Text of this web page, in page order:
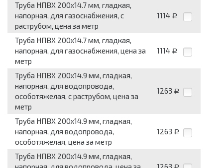
Труба НПВХ 200x14.7 мм, гладкая,
напорная, для газоснабжения, с
раструбом, цена за метр
1114 Р
Труба НПВХ 200x14.7 мм, гладкая,
напорная, для газоснабжения, цена за
метр
1114 Р
Труба НПВХ 200x14.9 мм, гладкая,
напорная, для водопровода,
особотяжелая, с раструбом, цена за
метр
1263 Р
Труба НПВХ 200x14.9 мм, гладкая,
напорная, для водопровода,
особотяжелая, цена за метр
1263 Р
Труба НПВХ 200x14.9 мм, гладкая,
Р